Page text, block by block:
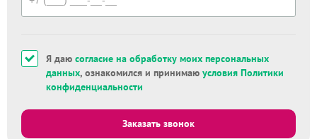
Я даю согласие на обработку моих персональных
данных, ознакомился и принимаю условия Политики
конфиденциальности
Заказать звонок